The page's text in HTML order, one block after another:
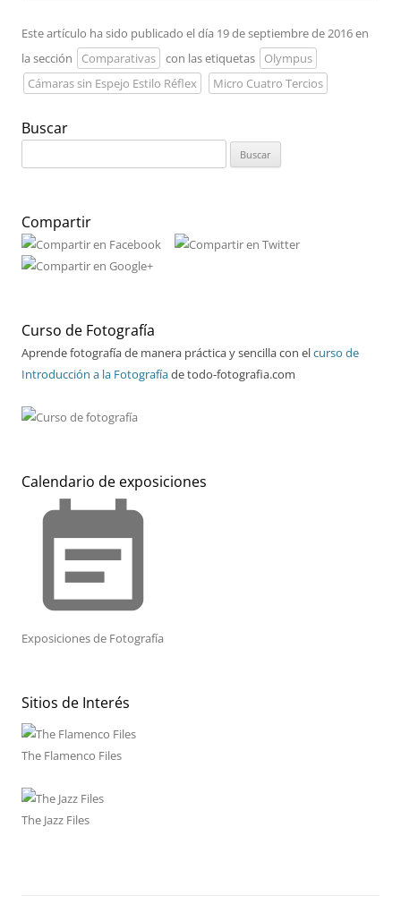
Este artículo ha sido publicado el día 19 de septiembre de 2016 en
la sección
Comparativas con las etiquetas
Olympus
Cámaras sin Espejo Estilo Réflex
Micro Cuatro Tercios
Buscar
Compartir
Curso de Fotografía
Aprende fotografía de manera práctica y sencilla con elcurso de
Introducción a la Fotografíade todo-fotografia.com
Calendario de exposiciones
event_note
Exposiciones de Fotografía
Sitios de Interés
The Flamenco Files
The Jazz Files